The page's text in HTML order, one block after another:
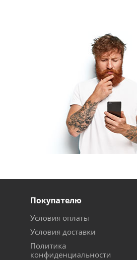
Покупателю
Условия оплаты
Условия доставки
Политика
конфиденциальности